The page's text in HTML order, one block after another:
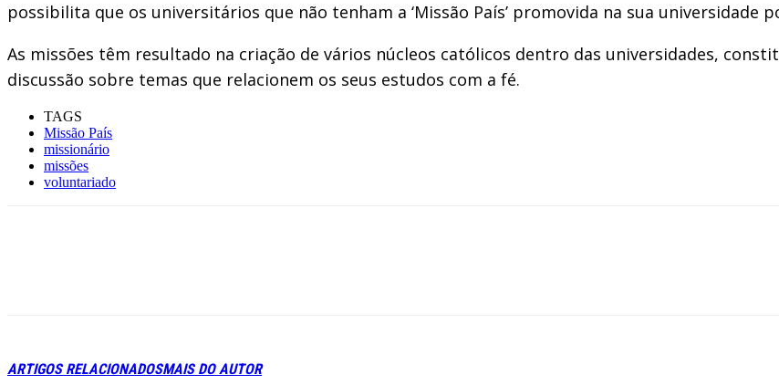
possibilita que os universitários que não tenham a ‘Missão País’ promovida na sua universidade
As missões têm resultado na criação de vários núcleos católicos dentro das universidades,
discussão sobre temas que relacionem os seus estudos com a fé.
TAGS
Missão País
missionário
missões
voluntariado
ARTIGOS RELACIONADOSMAIS DO AUTOR